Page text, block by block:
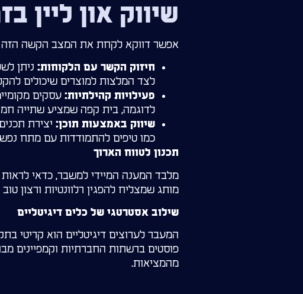
שיווק און ליין
אפשר דווקא לקחת את המצב הקשה הזה
חיזוק הקשר עם הלקוחות: ניתן
לצד המלצות למוצרים שיכולים
פעילויות קהילתיות: עסקים
לדוגמה, בית קפה שמציע שתייה
שיווק באמצעות תוכן: יצירת
כמו טיפים להתמודדות עם מתח
תכנון לטווח הארוך
מלבד המענה המיידי למשבר, כדאי
מותג שמצליח להפגין רלוונטיות ורצון
שילוב אסטרטגי של כלים דיגיטליים
המעבר לערוצים דיגיטליים הוא קריטי
פוסטים ברשתות החברתיות וקמפיינים
מהמציאות.